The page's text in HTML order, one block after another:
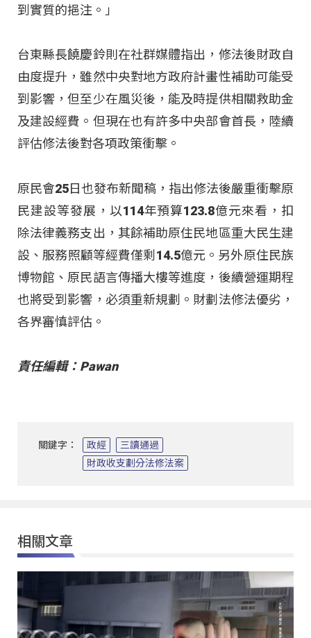
到實質的挹注。」
台東縣長饒慶鈴則在社群媒體指出，修法後財政自
由度提升，雖然中央對地方政府計畫性補助可能受
到影響，但至少在風災後，能及時提供相關救助金
及建設經費。但現在也有許多中央部會首長，陸續
評估修法後對各項政策衝擊。
原民會25日也發布新聞稿，指出修法後嚴重衝擊原
民建設等發展，以114年預算123.8億元來看，扣
除法律義務支出，其餘補助原住民地區重大民生建
設、服務照顧等經費僅剩14.5億元。另外原住民族
博物館、原民語言傳播大樓等進度，後續營運期程
也將受到影響，必須重新規劃。財劃法修法優劣，
各界審慎評估。
責任編輯：Pawan
關鍵字： 政經
三讀通過
財政收支劃分法修法案
相關文章